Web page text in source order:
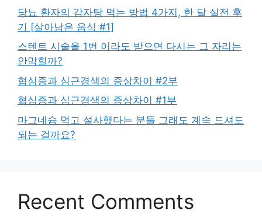
당뇨 환자의 감자탕 먹는 방법 4가지, 한 달 실전 후
기 [살아남은 음식 #1]
스텐트 시술을 1번 이라도 받으면 다시는 그 자리는
안막힐까?
협심증과 심근경색의 증상차이 #2부
협심증과 심근경색의 증상차이 #1부
마그네슘 먹고 설사했다는 분들 그래도 계속 드셔도
되는 걸까요?
Recent Comments